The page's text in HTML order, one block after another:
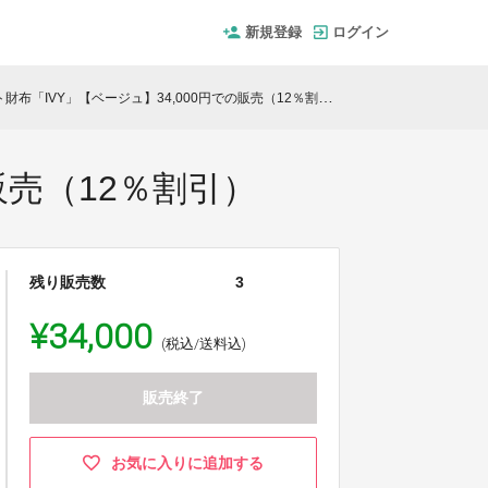
新規登録 ログイン
布「IVY」【ベージュ】34,000円での販売（12％割引）
（12％割引）
残り販売数 3
¥34,000 (税込/送料込)
販売終了
お気に入りに追加する